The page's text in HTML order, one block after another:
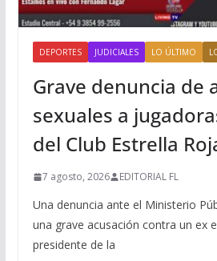
DEPORTES JUDICIALES LO ÚLTIMO
Grave denuncia de
sexuales a
del Club Estrella
7 agosto, 2026 EDITORIAL FL
Una denuncia ante el Ministerio
una grave acusación contra un ex
presidente de la